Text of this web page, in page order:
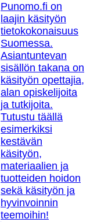
Punomo.fi on
laajin käsityön
tietokokonaisuus
Suomessa.
Asiantuntevan
sisällön takana on
käsityön opettajia,
alan opiskelijoita
ja tutkijoita.
Tutustu täällä
esimerkiksi
kestävän
käsityön,
materiaalien ja
tuotteiden hoidon
sekä käsityön ja
hyvinvoinnin
teemoihin!